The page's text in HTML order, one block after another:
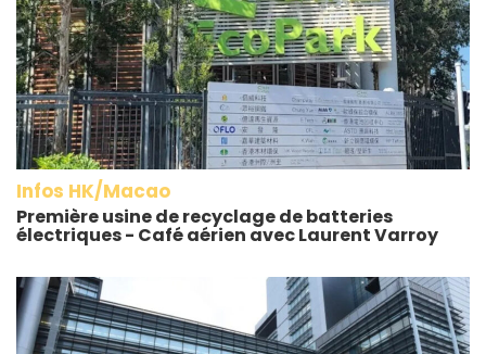
Infos HK/Macao
Première usine de recyclage de batteries
électriques - Café aérien avec Laurent Varroy